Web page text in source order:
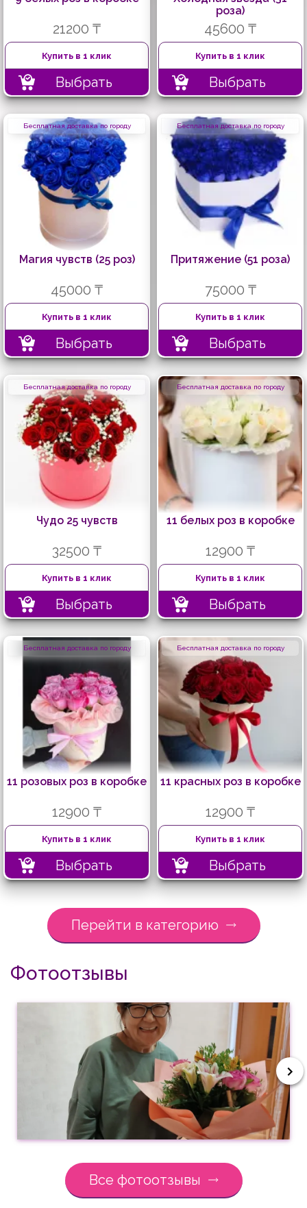
21200 ₸
Купить в 1 клик
Выбрать
роза)
45600 ₸
Купить в 1 клик
Выбрать
Бесплатная доставка по городу
Магия чувств (25 роз)
45000 ₸
Купить в 1 клик
Выбрать
Бесплатная доставка по городу
Притяжение (51 роза)
75000 ₸
Купить в 1 клик
Выбрать
Бесплатная доставка по городу
Чудо 25 чувств
32500 ₸
Купить в 1 клик
Выбрать
Бесплатная доставка по городу
11 белых роз в коробке
12900 ₸
Купить в 1 клик
Выбрать
Бесплатная доставка по городу
11 розовых роз в коробке
12900 ₸
Купить в 1 клик
Выбрать
Бесплатная доставка по городу
11 красных роз в коробке
12900 ₸
Купить в 1 клик
Выбрать
Перейти в категорию
Фотоотзывы
Все фотоотзывы